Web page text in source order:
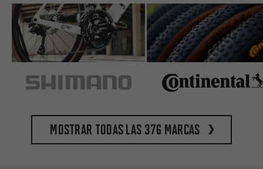
Mostrar todas las 376 marcas